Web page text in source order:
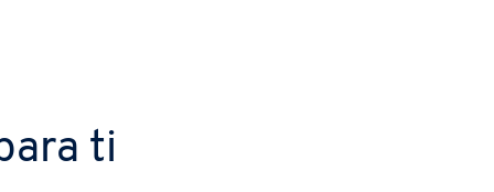
ti